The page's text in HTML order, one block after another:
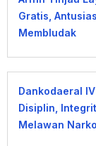
Gratis,
Membludak
Dankodaeral
Disiplin,
Melawan